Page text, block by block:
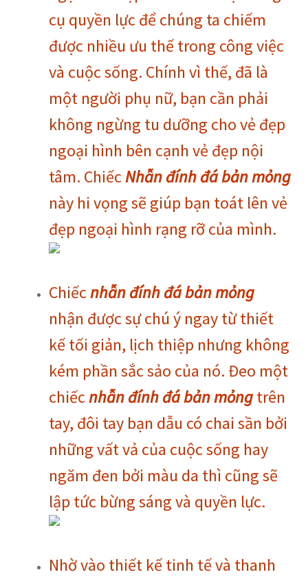
cụ quyền lực để chúng ta chiếm
được nhiều ưu thế trong công việc
và cuộc sống. Chính vì thế, đã là
một người phụ nữ, bạn cần phải
không ngừng tu dưỡng cho vẻ đẹp
ngoại hình bên cạnh vẻ đẹp nội
tâm. ChiếcNhẫn đính đá bản mỏng
này hi vọng sẽ giúp bạn toát lên vẻ
đẹp ngoại hình rạng rỡ của mình.
Chiếcnhẫn đính đá bản mỏng
nhận được sự chú ý ngay từ thiết
kế tối giản, lịch thiệp nhưng không
kém phần sắc sảo của nó. Đeo một
chiếcnhẫn đính đá bản mỏngtrên
tay, đôi tay bạn dẫu có chai sần bởi
những vất vả của cuộc sống hay
ngăm đen bởi màu da thì cũng sẽ
lập tức bừng sáng và quyền lực.
Nhờ vào thiết kế tinh tế và thanh